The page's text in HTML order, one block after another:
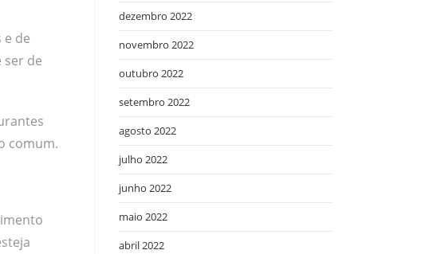
de
ser de
comum.
dezembro 2022
novembro 2022
outubro 2022
setembro 2022
agosto 2022
julho 2022
junho 2022
maio 2022
abril 2022